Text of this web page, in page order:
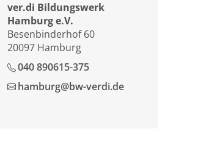
ver.di Bildungswerk
Hamburg e.V.
Besenbinderhof 60
20097 Hamburg
040 890615-375
hamburg@bw-verdi.de